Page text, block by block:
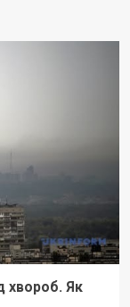
хвороб. Як